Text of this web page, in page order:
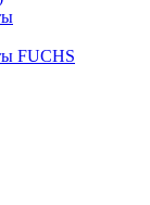
FUCHS